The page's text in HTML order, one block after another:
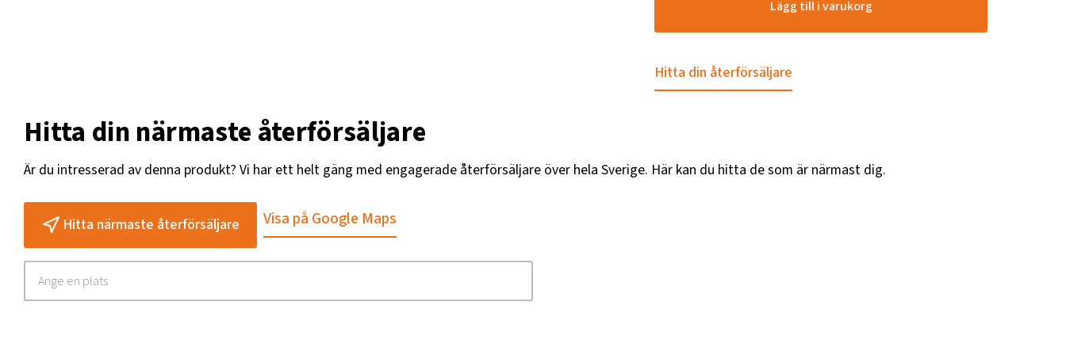
Lägg till i varukorg
Hitta din återförsäljare
Hitta din närmaste återförsäljare
Är du intresserad av denna produkt? Vi har ett helt gäng med engagerade återförsäljare över hela Sverige. Här kan du hitta de som är närmast dig.
Hitta närmaste återförsäljare Visa på Google Maps